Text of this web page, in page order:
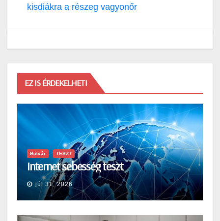
kisdiákra a részeg vagyonőr
EZ IS ÉRDEKELHETI
Bulvár TESZT
Internet sebesség teszt
júl 31, 2026